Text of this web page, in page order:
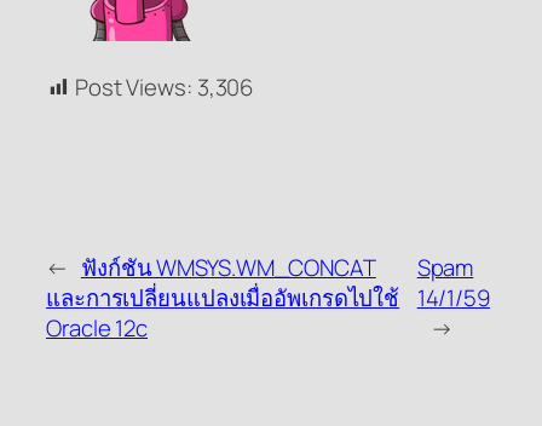
Post Views: 3,306
← ฟังก์ชัน WMSYS.WM_CONCAT
และการเปลี่ยนแปลงเมื่ออัพเกรดไปใช้
Oracle 12c
Spam
14/1/59
→